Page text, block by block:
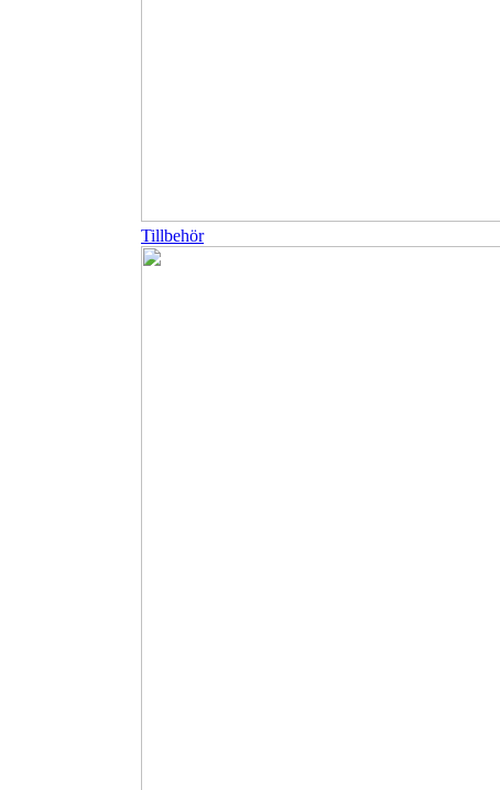
Tillbehör